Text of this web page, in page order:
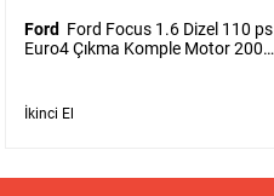
Ford
Euro4 Çıkma Komple Motor 2005
İkinci El